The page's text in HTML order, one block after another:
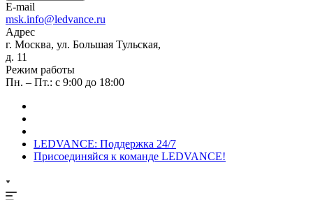
E-mail
msk.info@ledvance.ru
Адрес
г. Москва, ул. Большая Тульская,
д. 11
Режим работы
Пн. – Пт.: с 9:00 до 18:00
LEDVANCE: Поддержка 24/7
Присоединяйся к команде LEDVANCE!